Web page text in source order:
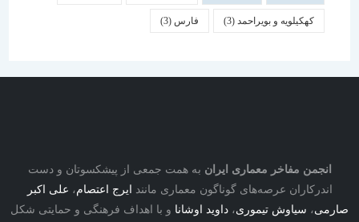
کهکیلویه و بویراحمد(3) فارس
مفاخر معماری ایرانبه همت جمعی از پیشکسوتان و دست
عرصه‌های گوناگون معماری مانندایرج اعتصام،علی اکبر
،سیاوش تیموری،داوید اوشاناو با اهداف فرهنگی و حمایتی شکل